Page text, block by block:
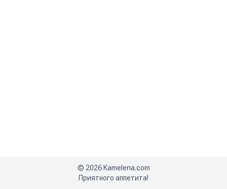
© 2026 Kamelena.com
Приятного аппетита!